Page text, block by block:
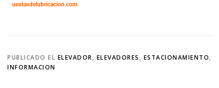
uestasdelubricacion.com
PUBLICADO EL ELEVADOR, ELEVADORES , ESTACIONAMIENTO,
INFORMACION